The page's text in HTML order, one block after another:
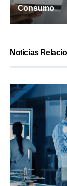
Consumo
Notícias